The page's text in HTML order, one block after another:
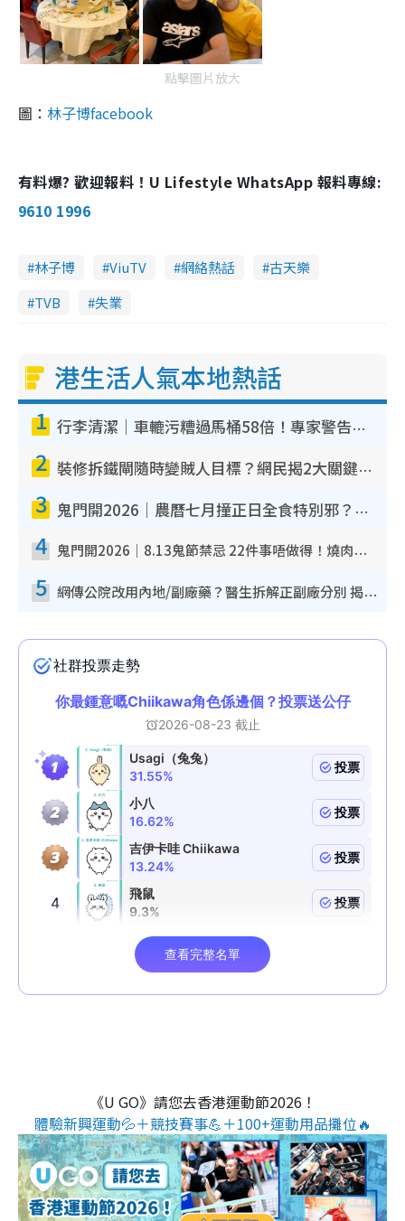
點擊圖片放大
圖： 林子博facebook
有料爆? 歡迎報料！U Lifestyle WhatsApp 報料專線:
9610 1996
林子博 ViuTV 網絡熱話
古天樂
TVB
失業
港生活人氣本地熱話
1 行李清潔｜車轆污糟過馬桶58倍！專家警告忌用酒精抹 教1招免污手除菌
2 裝修拆鐵閘隨時變賊人目標？網民揭2大關鍵用途：裝新式等於白裝？附新舊鐵閘分別
3 鬼門開2026｜農曆七月撞正日全食特別邪？專家警告切忌做一事！揭4大禁忌+2招保平安
4 鬼門開2026｜8.13鬼節禁忌 22件事唔做得！燒肉、刺身要少食？半夜勿吹口哨/打呢個電話
5 網傳公院改用內地/副廠藥？醫生拆解正副廠分別 揭4類人換藥隨時出事
《U GO》請您去香港運動節2026！
體驗新興運動💦＋競技賽事💪＋100+運動用品攤位🔥